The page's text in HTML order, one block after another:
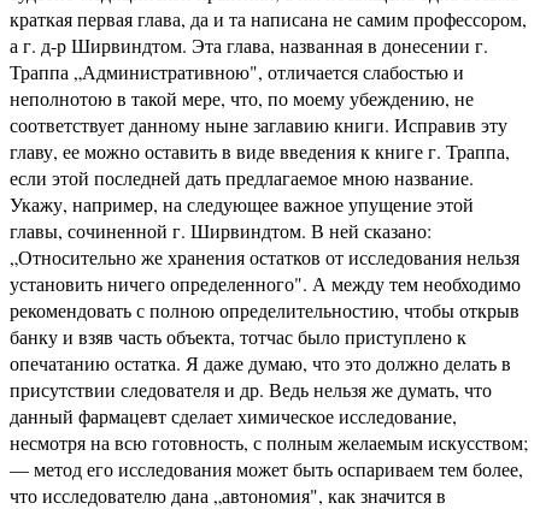
краткая первая глава, да и та написана не самим профессором,
а г. д-р Ширвиндтом. Эта глава, названная в донесении г.
Траппа „Административною", отличается слабостью и
неполнотою в такой мере, что, по моему убеждению, не
соответствует данному ныне заглавию книги. Исправив эту
главу, ее можно оставить в виде введения к книге г. Траппа,
если этой последней дать предлагаемое мною название.
Укажу, например, на следующее важное упущение этой
главы, сочиненной г. Ширвиндтом. В ней сказано:
„Относительно же хранения остатков от исследования нельзя
установить ничего определенного". А между тем необходимо
рекомендовать с полною определительностию, чтобы открыв
банку и взяв часть объекта, тотчас было приступлено к
опечатанию остатка. Я даже думаю, что это должно делать в
присутствии следователя и др. Ведь нельзя же думать, что
данный фармацевт сделает химическое исследование,
несмотря на всю готовность, с полным желаемым искусством;
— метод его исследования может быть оспариваем тем более,
что исследователю дана „автономия", как значится в